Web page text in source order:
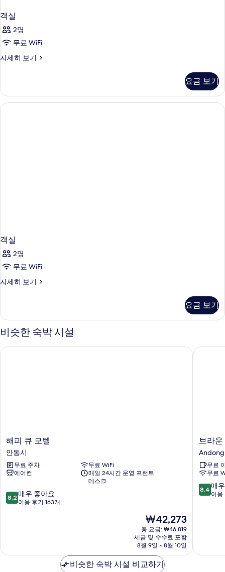
객실
2명
무료 WiFi
자세히 보기
객
히
보
기
요금 보기
객실
2명
무료 WiFi
자세히 보기
객
히
보
기
요금 보기
비슷한 숙박 시설
해
피
큐
모
텔
동
시
해피 큐 모텔
안동시
무료 주차
무료 WiFi
에어컨
매일 24시간 운영 프런트
데스크
10
점
매
8.2 매우 좋아요
이용 후기 163개
현
재
요
금
₩42,273
₩42,273
총 요금: ₩46,819
세금 및 수수료 포함
8월 9일 ~ 8월 10일
해피 큐 모텔
브
라
운
도
트
호
텔
브라
Andong
무료
무료
10
점
우
8.4 매
이용
브라운
비슷한 숙박 시설 비교하기